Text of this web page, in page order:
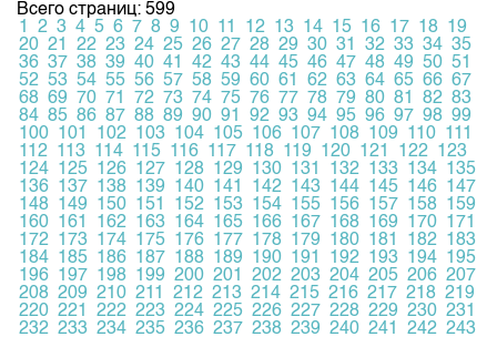
Всего страниц: 599
1
2 3 4 5 6 7 8 9 10 11 12 13 14 15 16 17 18 19
20 21 22 23 24 25 26 27 28 29 30 31 32 33 34 35
36 37 38 39 40 41 42 43 44 45 46 47 48 49 50 51
52 53 54 55 56 57 58 59 60 61 62 63 64 65 66 67
68 69 70 71 72 73 74 75 76 77 78 79 80 81 82 83
84 85 86 87 88 89 90 91 92 93 94 95 96 97 98 99
100 101 102 103 104 105 106 107 108 109 110 111
112 113 114 115 116 117 118 119 120 121 122 123
124 125 126 127 128 129 130 131 132 133 134 135
136 137 138 139 140 141 142 143 144 145 146 147
148 149 150 151 152 153 154 155 156 157 158 159
160 161 162 163 164 165 166 167 168 169 170 171
172 173 174 175 176 177 178 179 180 181 182 183
184 185 186 187 188 189 190 191 192 193 194 195
196 197 198 199 200 201 202 203 204 205 206 207
208 209 210 211 212 213 214 215 216 217 218 219
220 221 222 223 224 225 226 227 228 229 230 231
232 233 234 235 236 237 238 239 240 241 242 243